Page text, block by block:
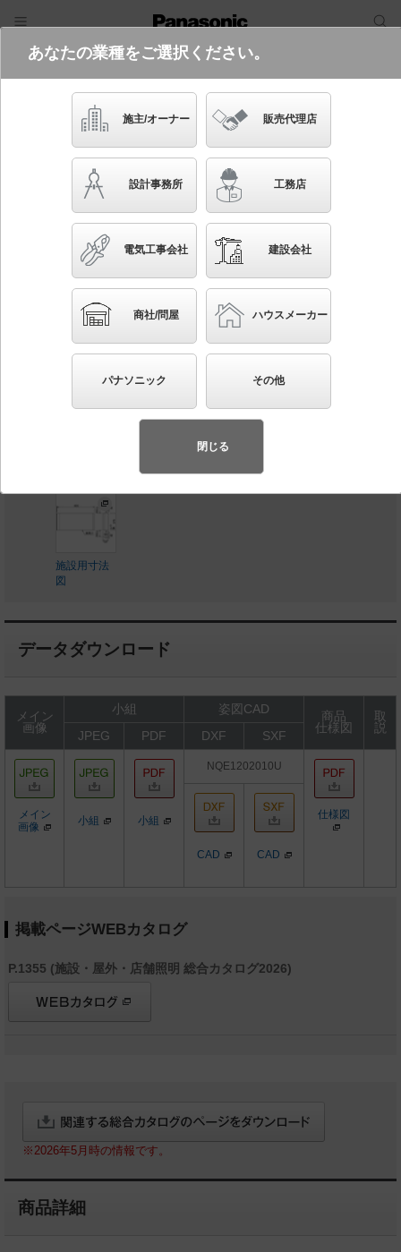
電気・建築設備（ビジネス）
フリーワード
品番・キーワード
かんたん照度計算
NQE1202010U
壁直付型 調光ユニットパネル12 シーンマネージャー
G対応タイプ・調光回路数：白熱灯用10回路、PCインバ
◆希望小売価格 1,160,000 円（税抜）
施設用寸法
図
データダウンロード
メイン
画像
小組 姿図CAD
商品
仕様図
取
説
JPEG PDF DXF SXF
メイン
画像
小組 小組
NQE1202010U
仕様図
CAD CAD
掲載ページWEBカタログ
P.1355 (施設・屋外・店舗照明 総合カタログ2026)
※2026年5月時の情報です。
商品詳細
あなたの業種をご選択ください。
施主/オーナー 販売代理店
設計事務所 工務店
電気工事会社 建設会社
商社/問屋 ハウスメーカー
パナソニック その他
閉じる